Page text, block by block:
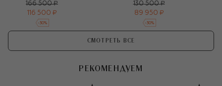
166 500 ₽
116 500 ₽
-30%
130 500 ₽
89 950 ₽
-30%
СМОТРЕТЬ ВСЕ
РЕКОМЕНДУЕМ